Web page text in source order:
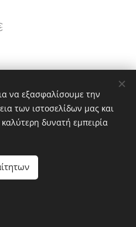
να εξασφαλίσουμε την
των ιστοσελίδων μας και
δυνατή εμπειρία